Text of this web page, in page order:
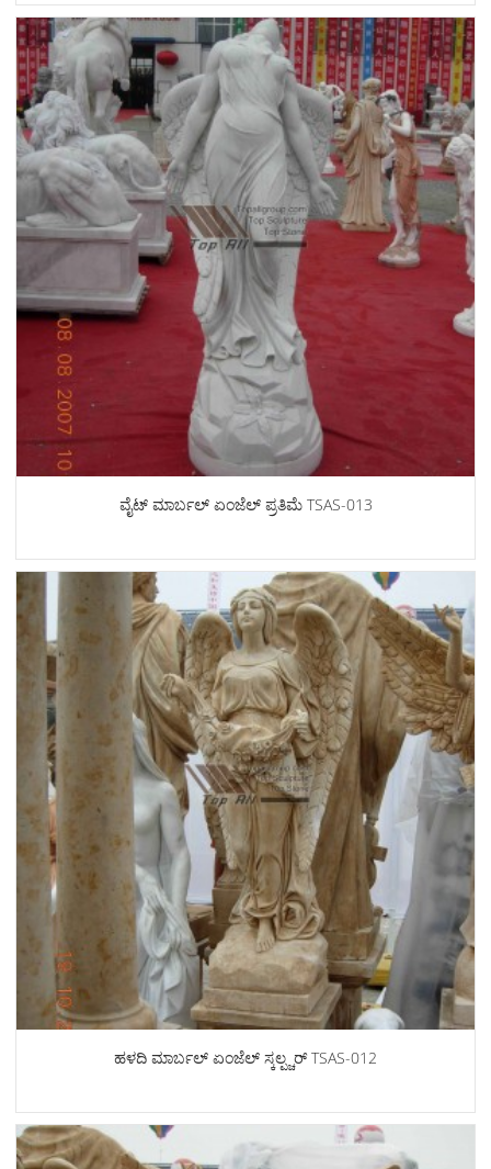
ವೈಟ್ ಮಾರ್ಬಲ್ ಏಂಜೆಲ್ ಪ್ರತಿಮೆ TSAS-013
ಹಳದಿ ಮಾರ್ಬಲ್ ಏಂಜೆಲ್ ಸ್ಕಲ್ಪ್ಚರ್ TSAS-012